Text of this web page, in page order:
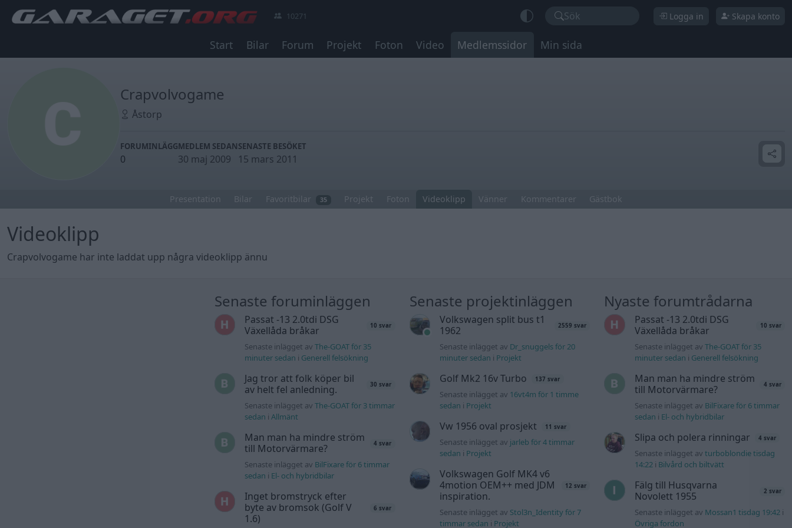
10271 Sök Logga in Skapa konto
Start Bilar Forum Projekt Foton Video Medlemssidor Min sida
Crapvolvogame
Åstorp
FORUMINLÄGG
0
MEDLEM SEDAN
30 maj 2009
SENASTE BESÖKET
15 mars 2011
Presentation Bilar Favoritbilar 35 Projekt Foton Videoklipp Vänner Kommentarer Gästbok
Videoklipp
Crapvolvogame har inte laddat upp några videoklipp ännu
Senaste foruminläggen
Passat -13 2.0tdi DSG
Växellåda bråkar
10 svar
Senaste inlägget avThe-GOAT för 35
minuter sedan i Generell felsökning
Jag tror att folk köper bil
av helt fel anledning.
30 svar
Senaste inlägget avThe-GOAT för 3 timmar
sedan iAllmänt
Man man ha mindre ström
till Motorvärmare?
4 svar
Senaste inlägget av BilFixare för 6 timmar
sedan i El- och hybridbilar
Inget bromstryck efter
byte av bromsok (Golf V
1.6)
6 svar
Senaste projektinläggen
Volkswagen split bus t1
1962
2559 svar
Senaste inlägget av Dr_snuggels för 20
minuter sedan i Projekt
Golf Mk2 16v Turbo 137 svar
Senaste inlägget av 16vt4m för 1 timme
sedan i Projekt
Vw 1956 oval prosjekt 11 svar
Senaste inlägget av jarleb för 4 timmar
sedan i Projekt
Volkswagen Golf MK4 v6
4motion OEM++ med JDM
inspiration.
12 svar
Senaste inlägget av Stol3n_Identity för 7
timmar sedan i Projekt
Nyaste forumtrådarna
Passat -13 2.0tdi DSG
Växellåda bråkar
10 svar
Senaste inlägget av The-GOAT för 35
minuter sedan i Generell felsökning
Man man ha mindre ström
till Motorvärmare?
4 svar
Senaste inlägget av BilFixare för 6 timmar
sedan i El- och hybridbilar
Slipa och polera rinningar 4 svar
Senaste inlägget av turboblondie tisdag
14:22i Bilvård och biltvätt
Fälg till Husqvarna
Novolett 1955
2 svar
Senaste inlägget av Mossan1 tisdag 19:42i
Övriga fordon